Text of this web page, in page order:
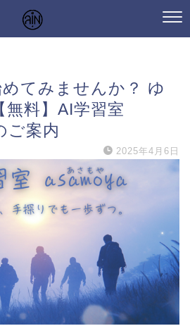
てみませんか？ ゆ
料】AI学習室
ご案内
2025年4月6日